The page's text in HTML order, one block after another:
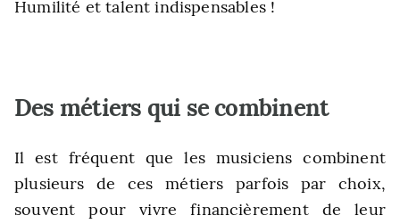
Humilité et talent indispensables !
Des métiers qui se combinent
Il est fréquent que les musiciens combinent
plusieurs de ces métiers parfois par choix,
souvent pour vivre financièrement de leur